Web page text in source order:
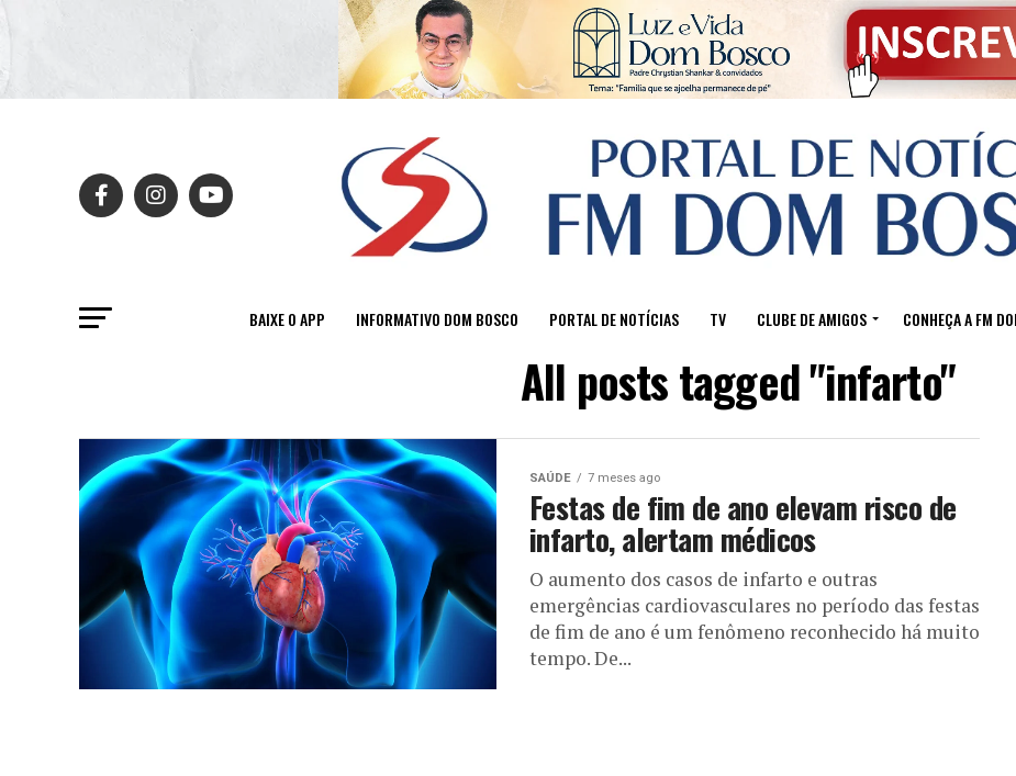
BAIXE O APP INFORMATIVO DOM BOSCO PORTAL DE NOTÍCIAS TV CLUBE DE AMIGOS CONHEÇA A FM
All posts tagged "infarto"
SAÚDE 7 meses ago
Festas de fim de ano elevam risco de
infarto, alertam médicos
O aumento dos casos de infarto e outras
emergências cardiovasculares no período das festas
de fim de ano é um fenômeno reconhecido há muito
tempo. De...